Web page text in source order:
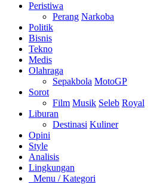
Peristiwa
Perang Narkoba
Politik
Bisnis
Tekno
Medis
Olahraga
Sepakbola MotoGP
Sorot
Film Musik Seleb Royal
Liburan
Destinasi Kuliner
Opini
Style
Analisis
Lingkungan
Menu / Kategori